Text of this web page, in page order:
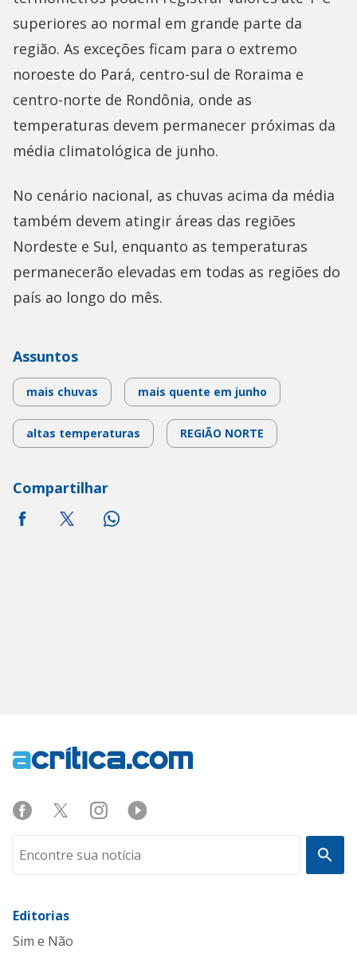
superiores ao normal em grande parte da
região. As exceções ficam para o extremo
noroeste do Pará, centro-sul de Roraima e
centro-norte de Rondônia, onde as
temperaturas devem permanecer próximas da
média climatológica de junho.
No cenário nacional, as chuvas acima da média
também devem atingir áreas das regiões
Nordeste e Sul, enquanto as temperaturas
permanecerão elevadas em todas as regiões do
país ao longo do mês.
Assuntos
mais chuvas mais quente em junho
altas temperaturas REGIÃO NORTE
Compartilhar
Editorias
Sim e Não